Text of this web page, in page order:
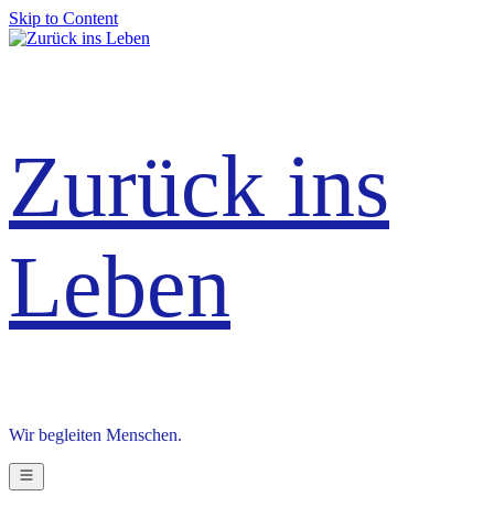
Skip to Content
Zurück ins
Leben
Wir begleiten Menschen.